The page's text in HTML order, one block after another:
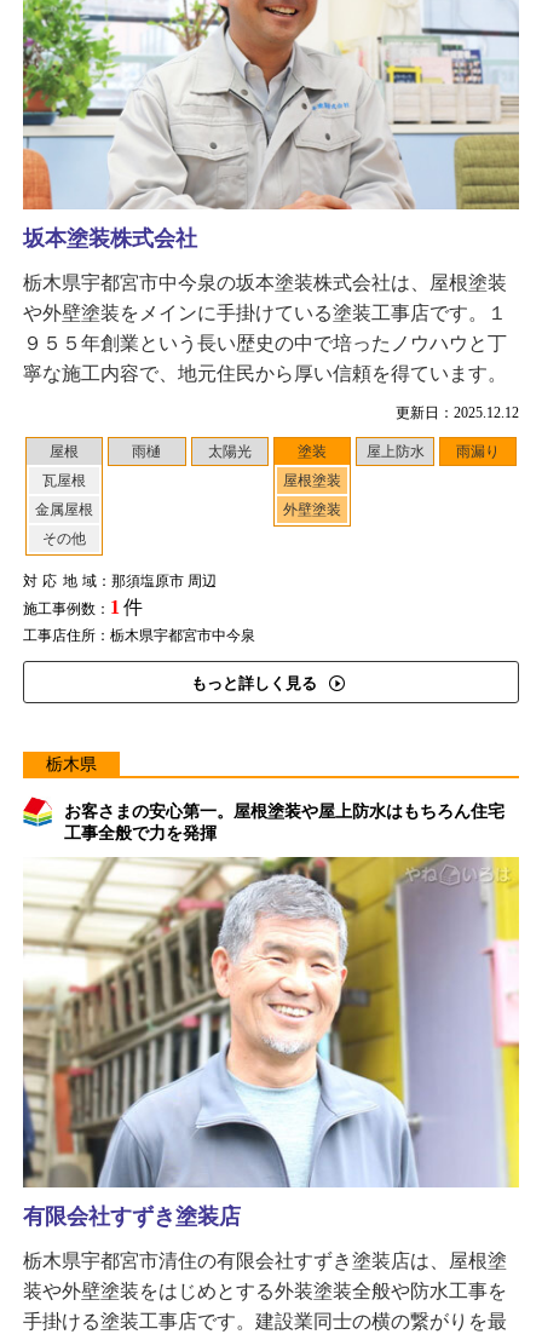
更新日：2025.12.12
屋根
瓦屋根
金属屋根
その他
雨樋 太陽光
塗装
屋根塗装
外壁塗装
屋上防水 雨漏り
対応地域：那須塩原市 周辺
施工事例数： 1 件
工事店住所：栃木県宇都宮市中今泉
もっと詳しく見る
坂本塗装株式会社
栃木県宇都宮市中今泉の坂本塗装株式会社は、屋根塗装
や外壁塗装をメインに手掛けている塗装工事店です。１
９５５年創業という長い歴史の中で培ったノウハウと丁
寧な施工内容で、地元住民から厚い信頼を得ています。
栃木県
お客さまの安心第一。屋根塗装や屋上防水はもちろん住宅
工事全般で力を発揮
有限会社すずき塗装店
栃木県宇都宮市清住の有限会社すずき塗装店は、屋根塗
装や外壁塗装をはじめとする外装塗装全般や防水工事を
手掛ける塗装工事店です。建設業同士の横の繋がりを最